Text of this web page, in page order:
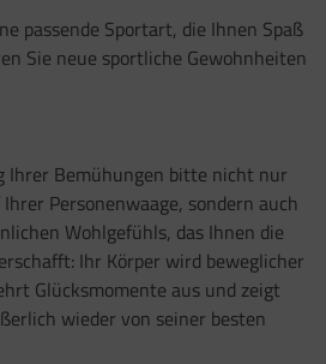
passende Sportart, die Ihnen Spaß
Sie neue sportliche Gewohnheiten
Ihrer Bemühungen bitte nicht nur
Personenwaage, sondern auch
Wohlgefühls, das Ihnen die
Ihr Körper wird beweglicher
Glücksmomente aus und zeigt
wieder von seiner besten